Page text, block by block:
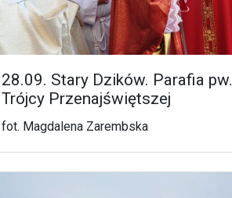
28.09. Stary Dzików. Parafia pw.
Trójcy Przenajświętszej
fot. Magdalena Zarembska